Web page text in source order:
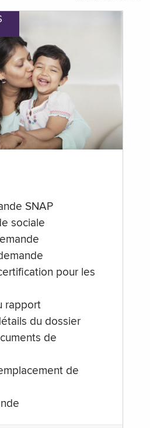
SNAP
sociale
pour les
rapport
du dossier
de
de